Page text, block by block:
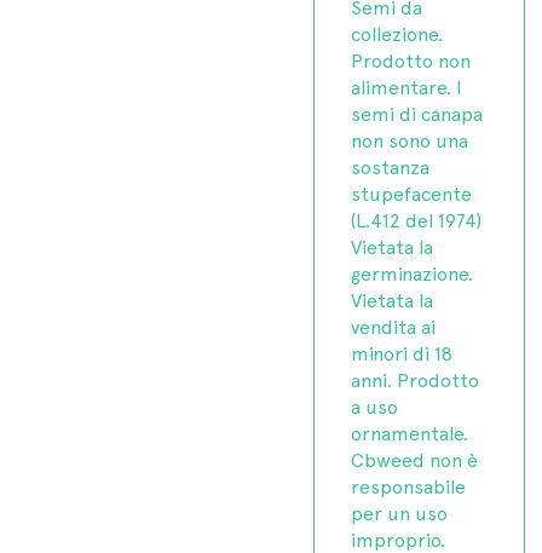
Semi da
collezione.
Prodotto non
alimentare. I
semi di canapa
non sono una
sostanza
stupefacente
(L.412 del 1974)
Vietata la
germinazione.
Vietata la
vendita ai
minori di 18
anni. Prodotto
a uso
ornamentale.
Cbweed non è
responsabile
per un uso
improprio.